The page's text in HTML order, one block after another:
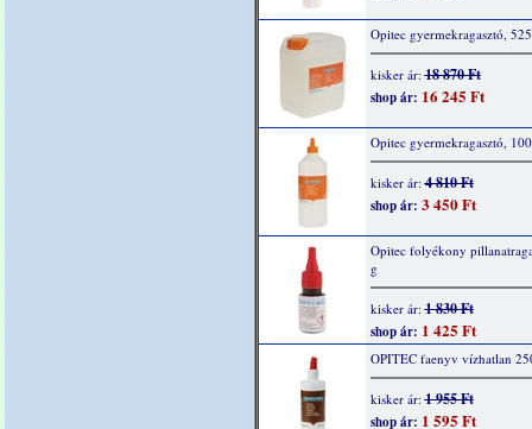
Opitec gyermekragasztó,
kisker ár:18 870 Ft
shop ár: 16 245 Ft
Opitec gyermekragasztó,
kisker ár:4 810 Ft
shop ár: 3 450 Ft
Opitec folyékony
g
kisker ár:1 830 Ft
shop ár: 1 425 Ft
OPITEC faenyv vízhatlan
kisker ár:1 955 Ft
shop ár: 1 595 Ft